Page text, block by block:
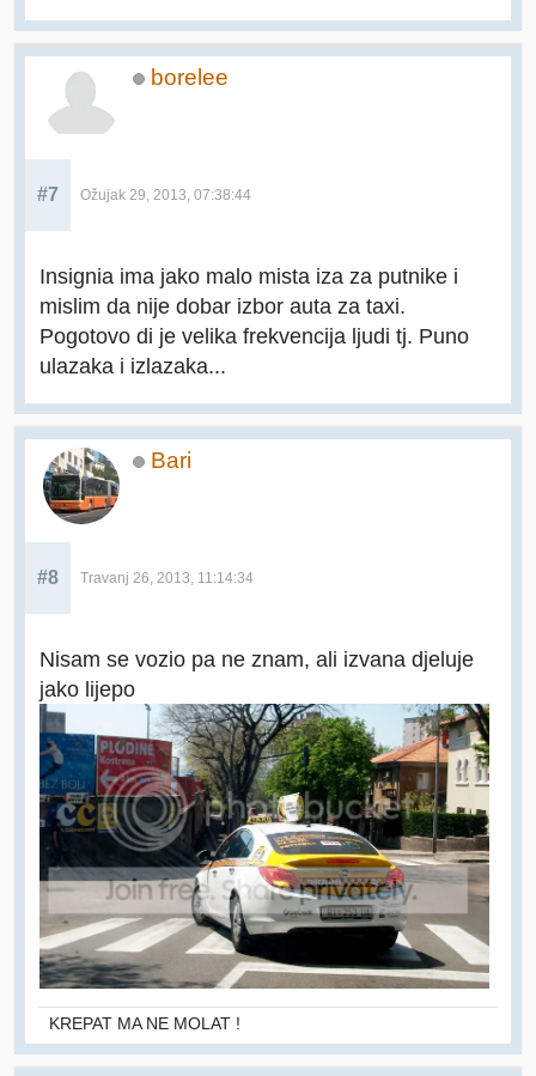
borelee
#7 Ožujak 29, 2013, 07:38:44
Insignia ima jako malo mista iza za putnike i
mislim da nije dobar izbor auta za taxi.
Pogotovo di je velika frekvencija ljudi tj. Puno
ulazaka i izlazaka...
Bari
#8 Travanj 26, 2013, 11:14:34
Nisam se vozio pa ne znam, ali izvana djeluje
jako lijepo
KREPAT MA NE MOLAT !